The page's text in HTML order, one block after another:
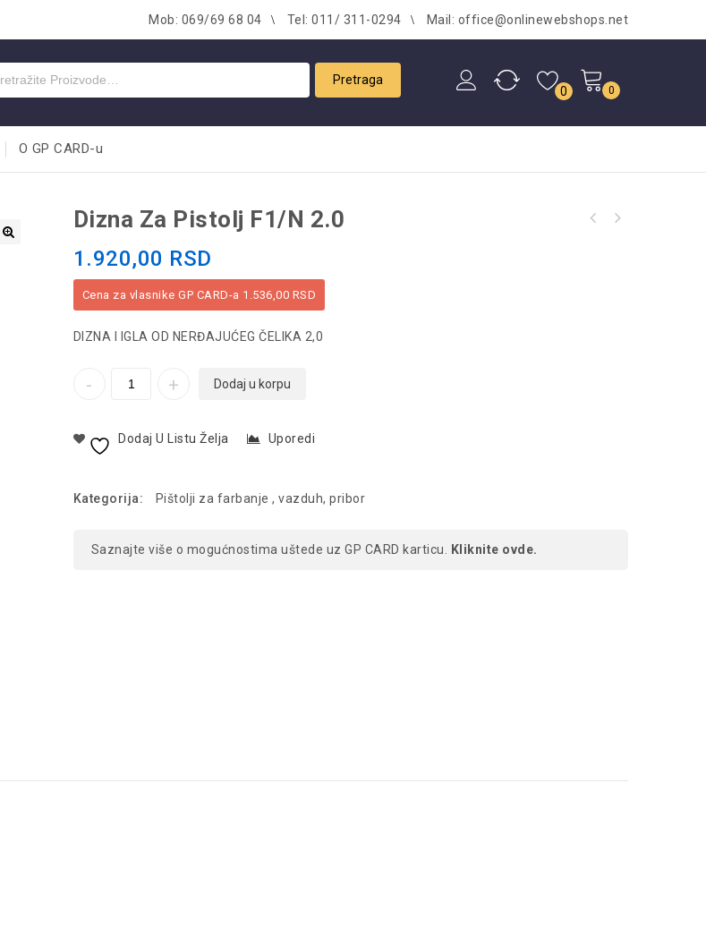
Mob: 069/69 68 04 Tel: 011/ 311-0294 Mail: office@onlinewebshops.net
0 0
O GP CARD-u
Dizna Za Pistolj F1/N 2.0
1.920,00 RSD
Cena za vlasnike GP CARD-a 1.536,00 RSD
DIZNA I IGLA OD NERĐAJUĆEG ČELIKA 2,0
Dodaj u korpu
Dodaj U Listu Želja Uporedi
Kategorija: Pištolji za farbanje , vazduh, pribor
Saznajte više o mogućnostima uštede uz GP CARD karticu. Kliknite ovde.